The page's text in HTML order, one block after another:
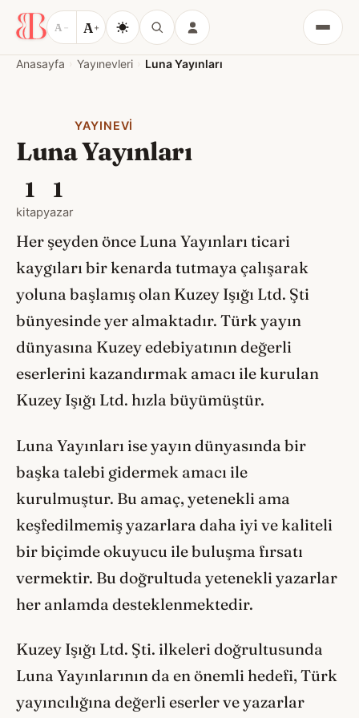
A − A+
Menü
Anasayfa Yayınevleri Luna Yayınları
YAYINEVI
Luna Yayınları
1
kitap
1
yazar
Her şeyden önce Luna Yayınları ticari
kaygıları bir kenarda tutmaya çalışarak
yoluna başlamış olan Kuzey Işığı Ltd. Şti
bünyesinde yer almaktadır. Türk yayın
dünyasına Kuzey edebiyatının değerli
eserlerini kazandırmak amacı ile kurulan
Kuzey Işığı Ltd. hızla büyümüştür.
Luna Yayınları ise yayın dünyasında bir
başka talebi gidermek amacı ile
kurulmuştur. Bu amaç, yetenekli ama
keşfedilmemiş yazarlara daha iyi ve kaliteli
bir biçimde okuyucu ile buluşma fırsatı
vermektir. Bu doğrultuda yetenekli yazarlar
her anlamda desteklenmektedir.
Kuzey Işığı Ltd. Şti. ilkeleri doğrultusunda
Luna Yayınlarının da en önemli hedefi, Türk
yayıncılığına değerli eserler ve yazarlar